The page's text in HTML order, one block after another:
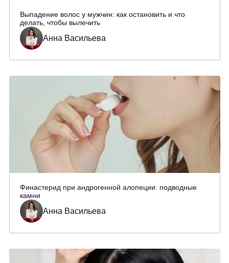
Выпадение волос у мужчин: как остановить и что
делать, чтобы вылечить
Анна Васильева
Финастерид при андрогенной алопеции: подводные
камни
Анна Васильева